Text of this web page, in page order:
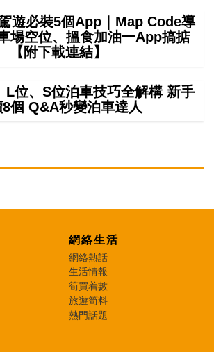
遊必裝5個App｜Map Code導
場空位、搵食加油一App搞掂
【附下載連結】
L位、S位泊車技巧全解構 新手
8個 Q&A秒變泊車達人
網絡生活
網絡熱話
生活情報
筍買着數
旅遊筍料
熱門話題